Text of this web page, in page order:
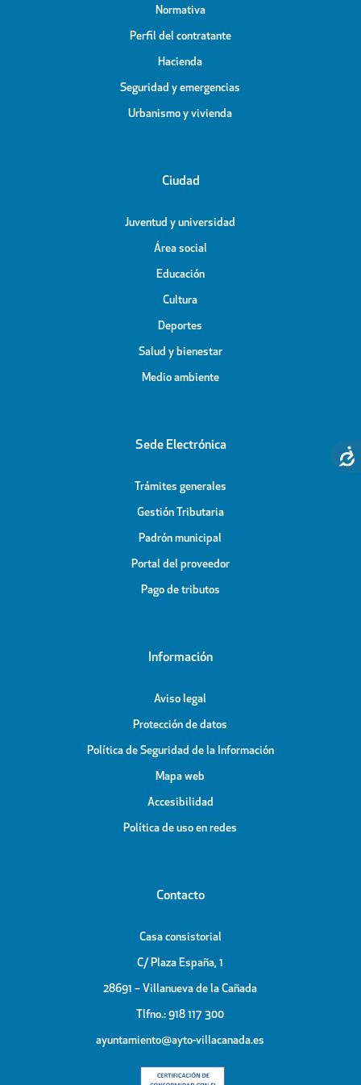
Normativa
Perfil del contratante
Hacienda
Seguridad y emergencias
Urbanismo y vivienda
Ciudad
Juventud y universidad
Área social
Educación
Cultura
Deportes
Salud y bienestar
Medio ambiente
Sede Electrónica
Trámites generales
Gestión Tributaria
Padrón municipal
Portal del proveedor
Pago de tributos
Información
Aviso legal
Protección de datos
Política de Seguridad de la Información
Mapa web
Accesibilidad
Política de uso en redes
Contacto
Casa consistorial
C/ Plaza España, 1
28691 – Villanueva de la Cañada
Tlfno.: 918 117 300
ayuntamiento@ayto-villacanada.es